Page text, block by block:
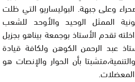
وعلى جبهة. البوليساريو التي ظلت
الممثل الوحيد والأوحد للشعب
تقدم الأستاذ بوجمعة بيناهو بجزيل
عبد الرحمن الكوهن ولكافة قيادة
بأن الحوار والإنصات هو